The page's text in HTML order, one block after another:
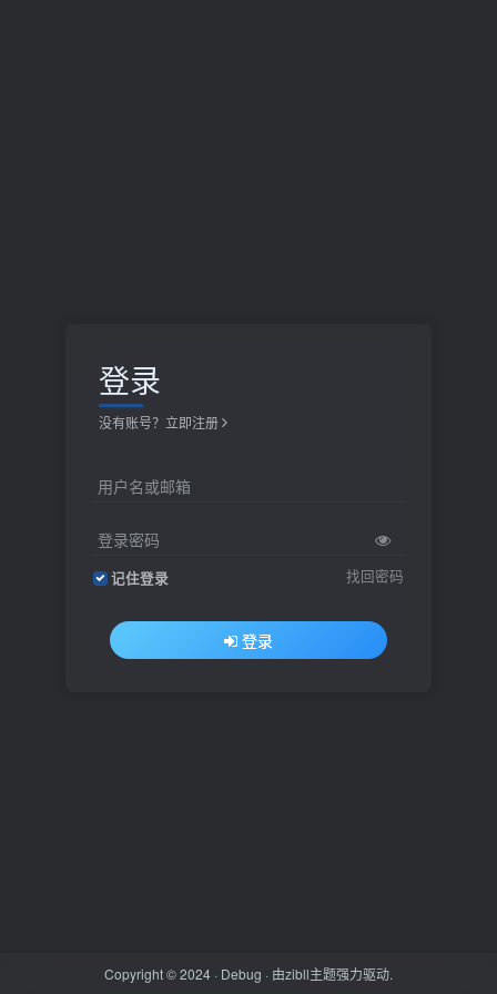
登录
没有账号？立即注册
用户名或邮箱
登录密码
记住登录 找回密码
登录
Copyright © 2024 · Debug · 由zibll主题强力驱动.